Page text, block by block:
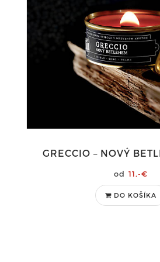
GRECCIO – NOVÝ
11,-€
DO KOŠÍKA